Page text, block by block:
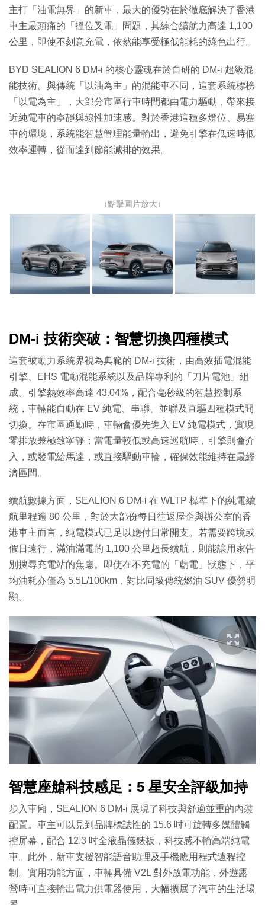
主打「油電無界」的新車，最大的優勢在於徹底解決了香港
車主最頭痛的「搵位叉電」問題，其綜合續航力高達 1,100
公里，即使不刻意充電，依然能享受極低能耗的綠色出行。
BYD SEALION 6 DM-i 的核心靈魂在於自研的 DM-i 超級混
能技術。與傳統「以油為主」的混能車不同，這套系統標榜
「以電為主」，大部分市區行車時間都由電力驅動，帶來接
近純電車的寧靜與線性加速感。對於香港這種多燈位、易塞
車的環境，系統能智慧管理能量輸出，避免引擎在低速時低
效率運轉，從而達到節能減排的效果。
↓點擊圖片放大↓
DM-i 技術突破：智慧切換四種模式
這套被動力系統界視為典範的 DM-i 技術，由高效插電混能
引擎、EHS 電動混能系統以及品牌專利的「刀片電池」組
成。引擎熱效率高達 43.04%，配合毫秒級的智慧控制系
統，車輛能自動在 EV 純電、串聯、並聯及直驅四種模式間
切換。在市區通勤時，車輛會優先進入 EV 純電模式，實現
零排放兼極致寧靜；當電量較低或高速巡航時，引擎則會介
入，或發電給馬達，或直接驅動車輪，確保效能維持在最經
濟區間。
續航數據方面，SEALION 6 DM-i 在 WLTP 標準下的純電續
航里程逾 80 公里，對於大部份每日往返屋企與辦公室的香
港車主而言，純電模式已足以應付日常開支。若需要跨境或
假日遠行，滿油滿電的 1,100 公里超長續航，則能讓用家告
別搜尋充電站的焦慮。即使在不充電的「虧電」狀態下，平
均油耗亦僅為 5.5L/100km，對比同級傳統燃油 SUV 優勢明
顯。
智慧座艙科技感足：5 星安全評級加持
步入車廂，SEALION 6 DM-i 展現了科技與舒適並重的內裝
配置。車主可以見到品牌標誌性的 15.6 吋可旋轉多媒體觸
控屏幕，配合 12.3 吋全液晶儀錶板，科技感不輸高端純電
車。此外，新車支援智能語音助理及手機應用程式遠程控
制。實用功能方面，車輛具備 V2L 對外放電功能，外遊露
營時可直接輸出電力供電器使用，大幅擴展了汽車的生活場